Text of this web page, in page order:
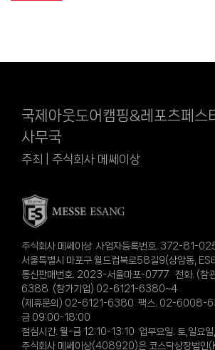
국제아웃도어캠핑&레포츠페스
사무국
주최 | 주식회사 메쎄이상
주식회사 메쎄이상 사업자등록번호. 372-81-
서울특별시 마포구 월드컵북로58길9(상암동, ES
통신판매번호. 2023-서울마포-0777 전화. (참
6388 (참가기업) 02-6121-6380~4
(제휴문의) 02-6121-6380 팩스. 02-6008-
금 09:00-18:00
점심시간. 월-금 12:10-13:10 업무요일. 토,일요일
주식회사 메쎄이상(408920)은 코스닥상장법인